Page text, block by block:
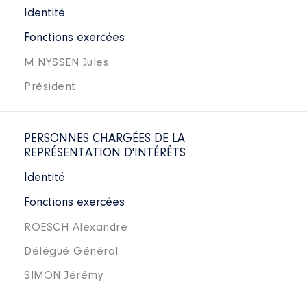
Identité
Fonctions exercées
M NYSSEN Jules
Président
PERSONNES CHARGÉES DE LA
REPRÉSENTATION D'INTÉRÊTS
Identité
Fonctions exercées
ROESCH Alexandre
Délégué Général
SIMON Jérémy